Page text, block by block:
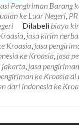
about
Jasa
Barang
Ke
Tarif
Paling
Murah
Pengiriman Barang
ke Luar Negeri,
Dilabeli biaya
, jasa kirim
Kroasia, jasa
ke Kroasia, jasa
jakarta, jasa
ke Kroasia di
dari indonesia ke